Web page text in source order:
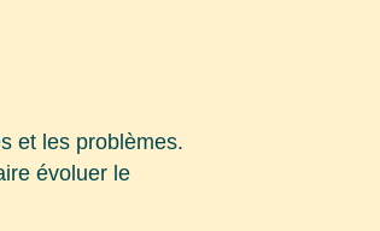
et les problèmes.
évoluer le